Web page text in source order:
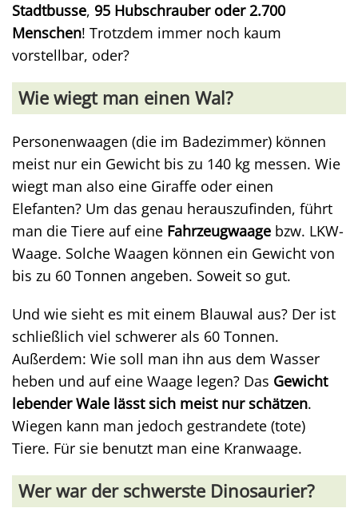
Stadtbusse, 95 Hubschrauber oder 2.700
Menschen! Trotzdem immer noch kaum
vorstellbar, oder?
Wie wiegt man einen Wal?
Personenwaagen (die im Badezimmer) können
meist nur ein Gewicht bis zu 140 kg messen. Wie
wiegt man also eine Giraffe oder einen
Elefanten? Um das genau herauszufinden, führt
man die Tiere auf eine Fahrzeugwaage bzw. LKW-
Waage. Solche Waagen können ein Gewicht von
bis zu 60 Tonnen angeben. Soweit so gut.
Und wie sieht es mit einem Blauwal aus? Der ist
schließlich viel schwerer als 60 Tonnen.
Außerdem: Wie soll man ihn aus dem Wasser
heben und auf eine Waage legen? Das Gewicht
lebender Wale lässt sich meist nur schätzen.
Wiegen kann man jedoch gestrandete (tote)
Tiere. Für sie benutzt man eine Kranwaage.
Wer war der schwerste Dinosaurier?